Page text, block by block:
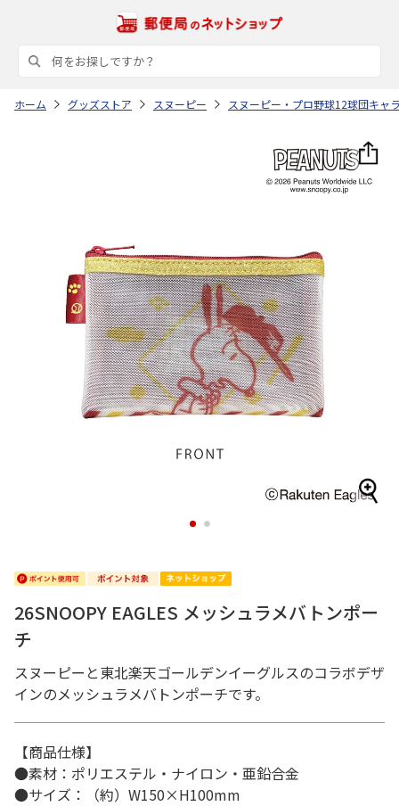
ホーム グッズストア スヌーピー スヌーピー・プロ野球12球団キャ
1 2
26SNOOPY EAGLES メッシュラメバトンポー
チ
スヌーピーと東北楽天ゴールデンイーグルスのコラボデザ
インのメッシュラメバトンポーチです。
【商品仕様】
●素材：ポリエステル・ナイロン・亜鉛合金
●サイズ：（約）W150×H100mm